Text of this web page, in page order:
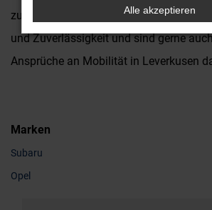
zurück. Als Familienunternehmen
und Zuverlässigkeit und sind gerne
Ansprüche an Mobilität in Leverkusen
Marken
Subaru
Opel
Alle akzeptieren